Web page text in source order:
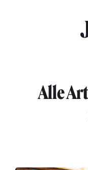
Alle